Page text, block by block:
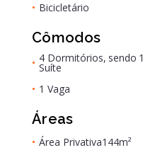
• Bicicletário
Cômodos
• 4 Dormitórios, sendo 1
Suíte
• 1 Vaga
Áreas
• Área Privativa144m²